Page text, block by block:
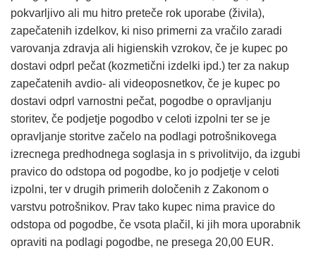
pokvarljivo ali mu hitro preteče rok uporabe (živila),
zapečatenih izdelkov, ki niso primerni za vračilo zaradi
varovanja zdravja ali higienskih vzrokov, če je kupec po
dostavi odprl pečat (kozmetični izdelki ipd.) ter za nakup
zapečatenih avdio- ali videoposnetkov, če je kupec po
dostavi odprl varnostni pečat, pogodbe o opravljanju
storitev, če podjetje pogodbo v celoti izpolni ter se je
opravljanje storitve začelo na podlagi potrošnikovega
izrecnega predhodnega soglasja in s privolitvijo, da izgubi
pravico do odstopa od pogodbe, ko jo podjetje v celoti
izpolni, ter v drugih primerih določenih z Zakonom o
varstvu potrošnikov. Prav tako kupec nima pravice do
odstopa od pogodbe, če vsota plačil, ki jih mora uporabnik
opraviti na podlagi pogodbe, ne presega 20,00 EUR.